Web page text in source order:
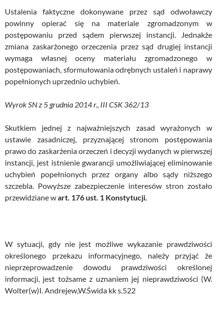
Ustalenia faktyczne dokonywane przez sąd odwoławczy
powinny opierać się na materiale zgromadzonym w
postępowaniu przed sądem pierwszej instancji. Jednakże
zmiana zaskarżonego orzeczenia przez sąd drugiej instancji
wymaga własnej oceny materiału zgromadzonego w
postępowaniach, sformułowania odrębnych ustaleń i naprawy
popełnionych uprzednio uchybień.
Wyrok SN z 5 grudnia 2014 r., III CSK 362/13
Skutkiem jednej z najważniejszych zasad wyrażonych w
ustawie zasadniczej, przyznającej stronom postępowania
prawo do zaskarżenia orzeczeń i decyzji wydanych w pierwszej
instancji, jest istnienie gwarancji umożliwiającej eliminowanie
uchybień popełnionych przez organy albo sądy niższego
szczebla. Powyższe zabezpieczenie interesów stron zostało
przewidziane wart. 176 ust. 1 Konstytucji.
W sytuacji, gdy nie jest możliwe wykazanie prawdziwości
określonego przekazu informacyjnego, należy przyjąć że
nieprzeprowadzenie dowodu prawdziwości określonej
informacji, jest tożsame z uznaniem jej nieprawdziwości (W.
Wolter(w)I. Andrejew,W.Świda kk s.522